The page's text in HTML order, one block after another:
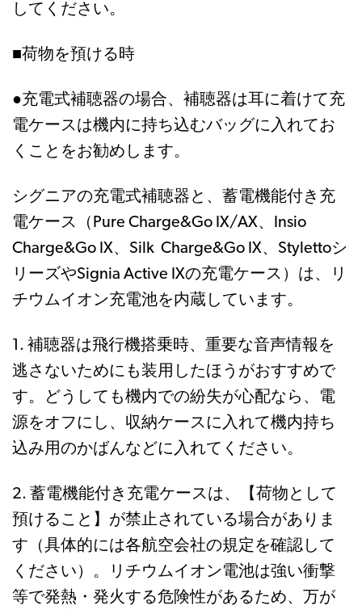
してください。
■荷物を預ける時
●充電式補聴器の場合、補聴器は耳に着けて充
電ケースは機内に持ち込むバッグに入れてお
くことをお勧めします。
シグニアの充電式補聴器と、蓄電機能付き充
電ケース（Pure Charge&Go IX/AX、Insio
Charge&Go IX、Silk Charge&Go IX、Stylettoシ
リーズやSignia Active IXの充電ケース）は、リ
チウムイオン充電池を内蔵しています。
1. 補聴器は飛行機搭乗時、重要な音声情報を
逃さないためにも装用したほうがおすすめで
す。どうしても機内での紛失が心配なら、電
源をオフにし、収納ケースに入れて機内持ち
込み用のかばんなどに入れてください。
2. 蓄電機能付き充電ケースは、【荷物として
預けること】が禁止されている場合がありま
す（具体的には各航空会社の規定を確認して
ください）。リチウムイオン電池は強い衝撃
等で発熱・発火する危険性があるため、万が